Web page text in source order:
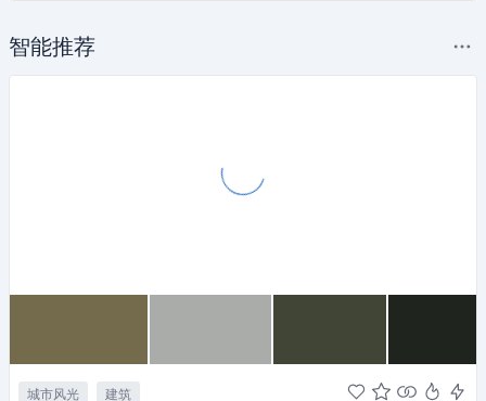
智能推荐
城市风光 建筑